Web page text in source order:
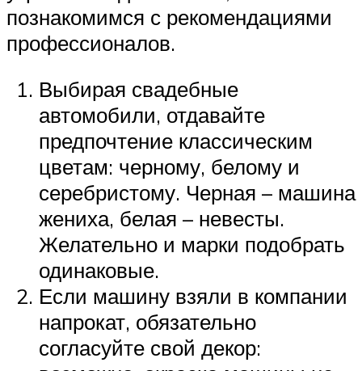
познакомимся с рекомендациями
профессионалов.
Выбирая свадебные
автомобили, отдавайте
предпочтение классическим
цветам: черному, белому и
серебристому. Черная – машина
жениха, белая – невесты.
Желательно и марки подобрать
одинаковые.
Если машину взяли в компании
напрокат, обязательно
согласуйте свой декор: